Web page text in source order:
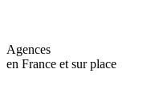
Agences
en France et sur place